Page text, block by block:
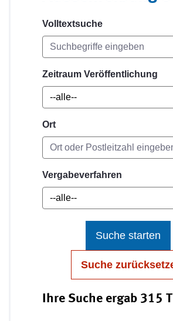
Volltextsuche
Zeitraum Veröffentlichung
Ort
Vergabeverfahren
Suche starten
Suche
Ihre Suche ergab 315